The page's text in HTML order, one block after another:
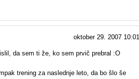
oktober 29. 2007 10:01
da sem ti že, ko sem prvič prebral :O
trening za naslednje leto, da bo šlo še